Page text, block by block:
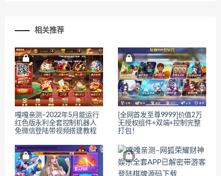
相关推荐
嘎嘎亲测–2022年5月能运行
红色版永利全套控制机器人
免微信登陆带视频搭建教程
[全网首发至尊9999]价值2万
无授权组件+双端+控制完整
打包！